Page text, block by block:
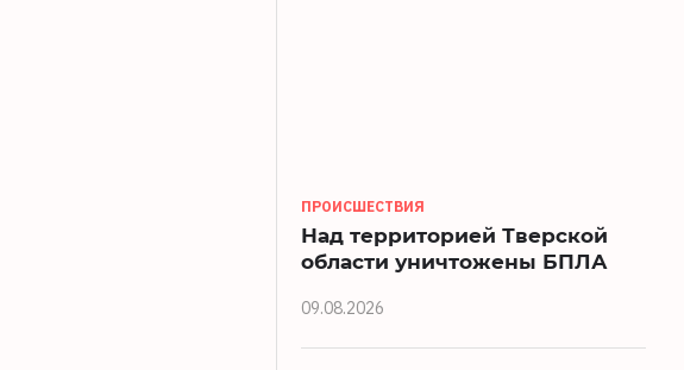
ПРОИСШЕСТВИЯ
Над территорией Тверской
области уничтожены БПЛА
09.08.2026